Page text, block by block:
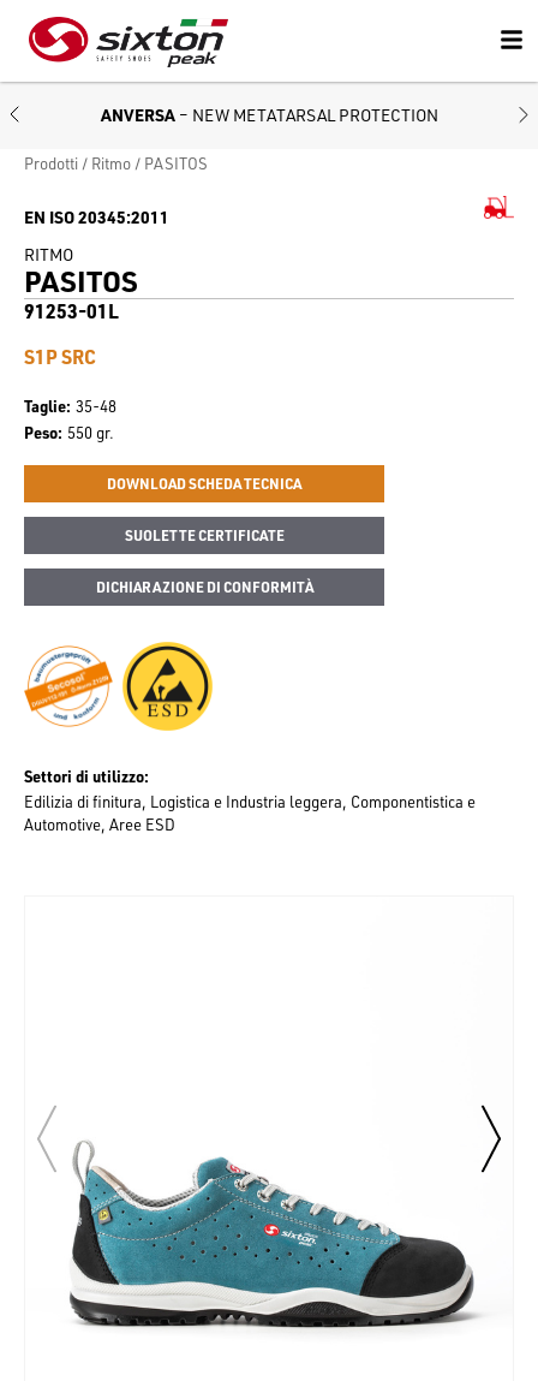
ANVERSA – NEW METATARSAL PROTECTION
Prodotti Ritmo PASITOS
EN ISO 20345:2011
RITMO
PASITOS
91253-01L
S1P SRC
Taglie 35-48
Peso 550 gr.
DOWNLOAD SCHEDA TECNICA
SUOLETTE CERTIFICATE
DICHIARAZIONE DI CONFORMITÀ
Settori di utilizzo
Edilizia di finitura Logistica e Industria leggera Componentistica e
Automotive Aree ESD